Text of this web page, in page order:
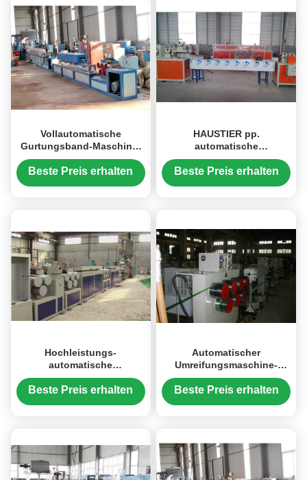
Vollautomatische
Gurtungsband-Maschine,
doppelte Schrauben-
automatische
Beste Preis erhalten
HAUSTIER pp.
automatische
Umreifungsmaschine
bereiten HAUSTIER Bügel-
Beste Preis erhalten
Hochleistungs-
automatische
Umreifungsmaschine,
Bule/Gelb-Haustier-
Beste Preis erhalten
Automatischer
Umreifungsmaschine-
Bügel pp., der Maschine
einzelne Schraube herstellt
Beste Preis erhalten